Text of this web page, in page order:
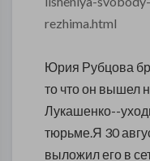
rezhima.html
Юрия Рубцова
то что он вышел
Лукашенко--
тюрьме.Я 30
выложил его в